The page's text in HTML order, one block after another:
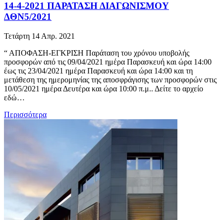
14-4-2021 ΠΑΡΑΤΑΣΗ ΔΙΑΓΩΝΙΣΜΟΥ
ΔΘΝ5/2021
Τετάρτη 14 Απρ. 2021
“ ΑΠΟΦΑΣΗ-ΕΓΚΡΙΣΗ Παράταση του χρόνου υποβολής
προσφορών από τις 09/04/2021 ημέρα Παρασκευή και ώρα 14:00
έως τις 23/04/2021 ημέρα Παρασκευή και ώρα 14:00 και τη
μετάθεση της ημερομηνίας της αποσφράγισης των προσφορών στις
10/05/2021 ημέρα Δευτέρα και ώρα 10:00 π.μ.. Δείτε το αρχείο
εδώ…
Περισσότερα